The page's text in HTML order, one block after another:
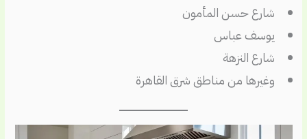
شارع حسن المأمون
يوسف عباس
شارع النزهة
وغيرها من مناطق شرق القاهرة